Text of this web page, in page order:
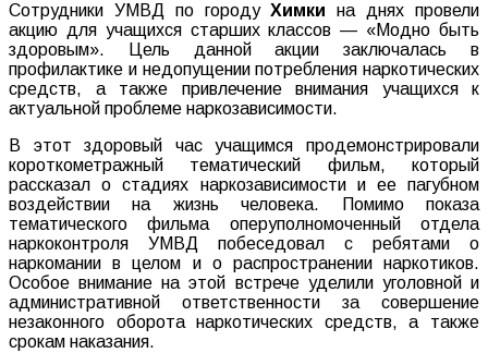
Сотрудники УМВД по городуХимки на днях провели
акцию для учащихся старших классов — «Модно быть
здоровым». Цель данной акции заключалась в
профилактике и недопущении потребления наркотических
средств, а также привлечение внимания учащихся к
актуальной проблеме наркозависимости.
В этот здоровый час учащимся продемонстрировали
короткометражный тематический фильм, который
рассказал о стадиях наркозависимости и ее пагубном
воздействии на жизнь человека. Помимо показа
тематического фильма оперуполномоченный отдела
наркоконтроля УМВД побеседовал с ребятами о
наркомании в целом и о распространении наркотиков.
Особое внимание на этой встрече уделили уголовной и
административной ответственности за совершение
незаконного оборота наркотических средств, а также
срокам наказания.